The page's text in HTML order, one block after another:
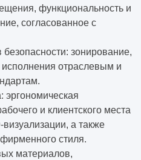
функциональность и
согласованное с
зонирование,
исполнения отраслевым и
эргономическая
и клиентского места
а также
стиля.
материалов,